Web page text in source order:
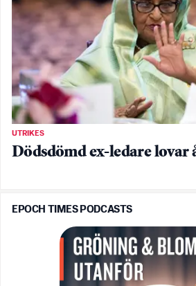
UTRIKES
Dödsdömd ex-ledare lovar
EPOCH TIMES PODCASTS